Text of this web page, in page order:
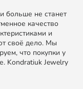
больше не станет
качество
и
своё дело. Мы
что покупки у
Kondratiuk Jewelry